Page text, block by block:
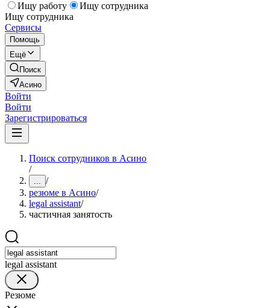
Ищу работу
Ищу сотрудника
Ищу сотрудника
Сервисы
Помощь
Ещё
Поиск
Асино
Войти
Войти
Зарегистрироваться
Поиск сотрудников в Асино
/
... /
резюме в Асино/
legal assistant/
частичная занятость
legal assistant
Резюме